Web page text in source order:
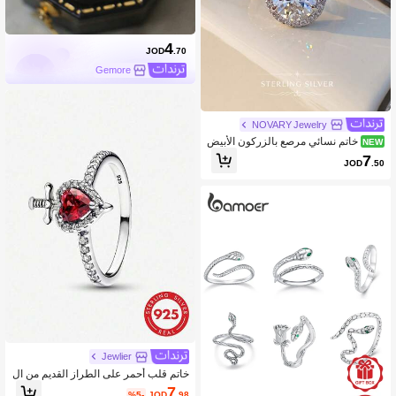
NOVARY Jewelry
NEW خاتم نسائي مرصع بالزركون الأبيض
مطلي بالذهب الأبيض على شكل قطرة،
مقاس 5، قطعة واحدة، مجوهرات فاخرة،JOD7 .50
JOD4 .70
Gemore
Jewlier
خاتم قلب أحمر على الطراز القديم من ال
فضة الإسترليني عيار 925، مناسب للنسا
7